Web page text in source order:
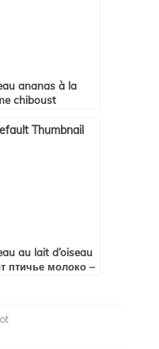
ananas à la
chiboust
au lait d’oiseau
птичье молоко –